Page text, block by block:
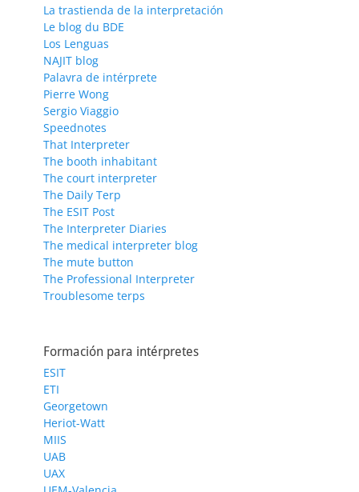
La trastienda de la interpretación
Le blog du BDE
Los Lenguas
NAJIT blog
Palavra de intérprete
Pierre Wong
Sergio Viaggio
Speednotes
That Interpreter
The booth inhabitant
The court interpreter
The Daily Terp
The ESIT Post
The Interpreter Diaries
The medical interpreter blog
The mute button
The Professional Interpreter
Troublesome terps
Formación para intérpretes
ESIT
ETI
Georgetown
Heriot-Watt
MIIS
UAB
UAX